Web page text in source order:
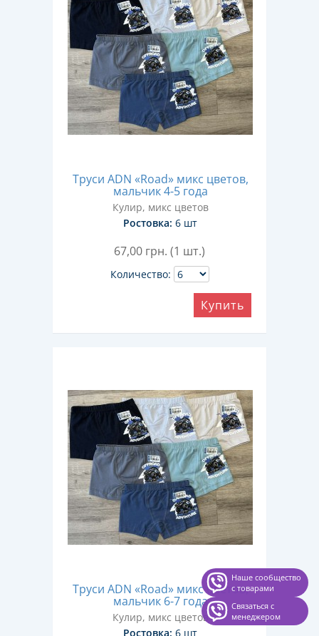
Труси ADN «Road» микс цветов,
мальчик 4-5 года
Кулир, микс цветов
Ростовка: 6 шт
67,00 грн. (1 шт.)
Количество:
Купить
Труси ADN «Road» микс цветов,
мальчик 6-7 года
Кулир, микс цветов
Ростовка: 6 шт
Наше сообщество
с товарами
Связаться с
менеджером